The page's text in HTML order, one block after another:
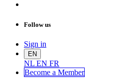
Follow us
Sign in
EN
NL EN FR
Become a Member